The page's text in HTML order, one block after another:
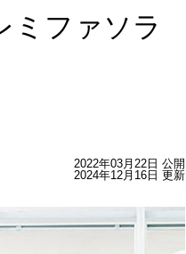
ミファソラ
2022年03月22日 公開
2024年12月16日 更新